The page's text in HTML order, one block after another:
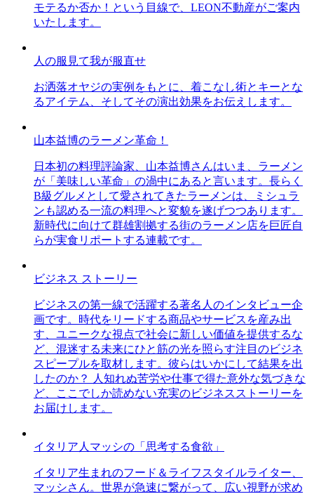
モテるか否か！という目線で、LEON不動産がご案内
いたします。
人の服見て我が服直せ
お洒落オヤジの実例をもとに、着こなし術とキーとな
るアイテム、そしてその演出効果をお伝えします。
山本益博のラーメン革命！
日本初の料理評論家、山本益博さんはいま、ラーメン
が「美味しい革命」の渦中にあると言います。長らく
B級グルメとして愛されてきたラーメンは、ミシュラ
ンも認める一流の料理へと変貌を遂げつつあります。
新時代に向けて群雄割拠する街のラーメン店を巨匠自
らが実食リポートする連載です。
ビジネス ストーリー
ビジネスの第一線で活躍する著名人のインタビュー企
画です。時代をリードする商品やサービスを産み出
す、ユニークな視点で社会に新しい価値を提供するな
ど、混迷する未来にひと筋の光を照らす注目のビジネ
スピープルを取材します。彼らはいかにして結果を出
したのか？ 人知れぬ苦労や仕事で得た意外な気づきな
ど、ここでしか読めない充実のビジネスストーリーを
お届けします。
イタリア人マッシの「思考する食欲」
イタリア生まれのフード＆ライフスタイルライター、
マッシさん。世界が急速に繋がって、広い視野が求め